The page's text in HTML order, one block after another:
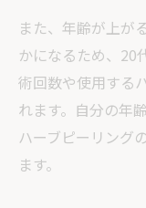
また、年齢が上が
かになるため、20
術回数や使用する
れます。自分の年
ハーブピーリング
ます。